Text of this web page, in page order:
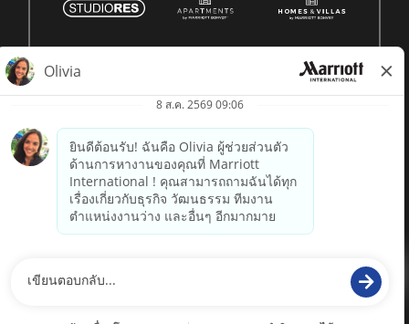
กรรมสิทธิ์ของ Marriott
paradox.ai